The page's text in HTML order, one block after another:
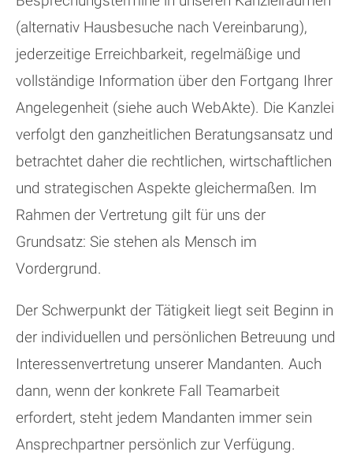
(alternativ Hausbesuche nach Vereinbarung),
jederzeitige Erreichbarkeit, regelmäßige und
vollständige Information über den Fortgang Ihrer
Angelegenheit (siehe auch WebAkte). Die Kanzlei
verfolgt den ganzheitlichen Beratungsansatz und
betrachtet daher die rechtlichen, wirtschaftlichen
und strategischen Aspekte gleichermaßen. Im
Rahmen der Vertretung gilt für uns der
Grundsatz: Sie stehen als Mensch im
Vordergrund.
Der Schwerpunkt der Tätigkeit liegt seit Beginn in
der individuellen und persönlichen Betreuung und
Interessenvertretung unserer Mandanten. Auch
dann, wenn der konkrete Fall Teamarbeit
erfordert, steht jedem Mandanten immer sein
Ansprechpartner persönlich zur Verfügung.